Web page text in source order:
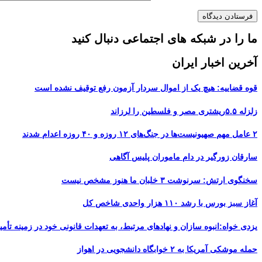
ما را در شبکه های اجتماعی دنبال کنید
آخرین اخبار ایران
قوه قضاییه: هیچ یک از اموال سردار آزمون رفع توقیف نشده است
زلزله ۵.۵ریشتری مصر و فلسطین را لرزاند
۲ عامل مهم صهیونیست‌ها در جنگ‌های ۱۲ روزه و ۴۰ روزه اعدام شدند
سارقان زورگیر در دام ماموران پلیس آگاهی
سخنگوی ارتش: سرنوشت ۳ خلبان ما هنوز مشخص نیست
آغاز سبز بورس با رشد ۱۱۰ هزار واحدی شاخص کل
یزدی خواه:انبوه سازان و نهادهای مرتبط، به تعهدات قانونی خود در زمینه
حمله موشکی آمریکا به ۲ خوابگاه دانشجویی در اهواز